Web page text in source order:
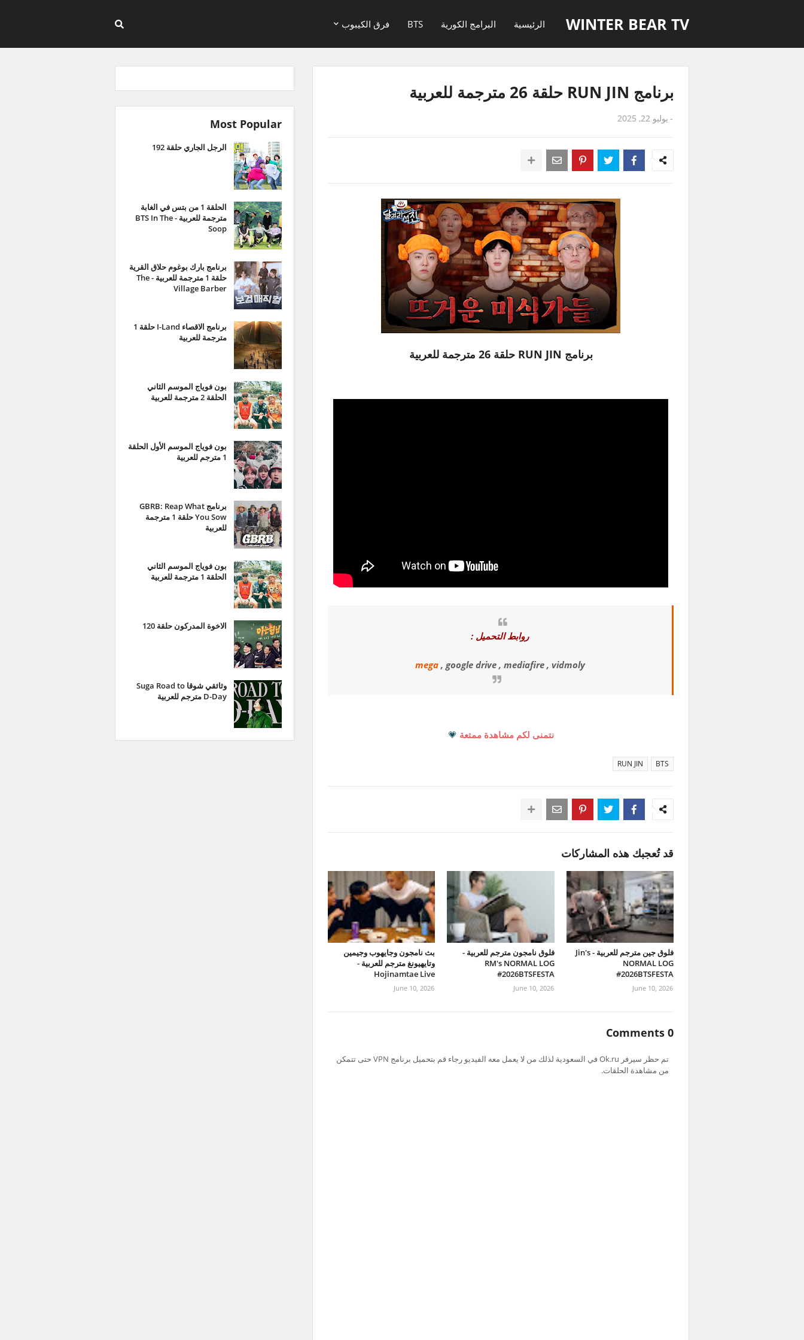
WINTER BEAR TV الرئيسية البرامج الكورية BTS فرق الكيبوب
برنامج RUN JIN حلقة 26 مترجمة للعربية
- يوليو 22, 2025
برنامج RUN JIN حلقة 26 مترجمة للعربية
روابط التحميل :
mega, google drive , mediafire , vidmoly
نتمنى لكم مشاهدة ممتعة 💗
BTS
RUN JIN
قد تُعجبك هذه المشاركات
فلوق جين مترجم للعربية - Jin's
NORMAL LOG
#2026BTSFESTA
June 10, 2026
فلوق نامجون مترجم للعربية -
RM's NORMAL LOG
#2026BTSFESTA
June 10, 2026
بث نامجون وجايهوب وجيمين
وتايهيونغ مترجم للعربية -
Hojinamtae Live
June 10, 2026
0 Comments
تم حظر سيرفر Ok.ru في السعودية لذلك من لا يعمل معه الفيديو رجاء قم بتحميل برنامج VPN حتى تتمكن
من مشاهدة الحلقات.
Most Popular
الرجل الجاري حلقة 192
الحلقة 1 من بتس في الغابة
مترجمة للعربية - BTS In The
Soop
برنامج بارك بوغوم حلاق القرية
حلقة 1 مترجمة للعربية - The
Village Barber
برنامج الاقصاء I-Land حلقة 1
مترجمة للعربية
بون فوياج الموسم الثاني
الحلقة 2 مترجمة للعربية
بون فوياج الموسم الأول الحلقة
1 مترجم للعربية
برنامج GBRB: Reap What
You Sow حلقة 1 مترجمة
للعربية
بون فوياج الموسم الثاني
الحلقة 1 مترجمة للعربية
الاخوة المدركون حلقة 120
وثائقي شوقا Suga Road to
D-Day مترجم للعربية